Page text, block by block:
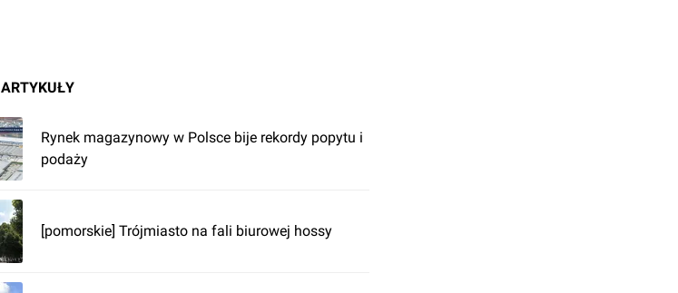
Rynek magazynowy w Polsce bije rekordy popytu i
podaży
[pomorskie] Trójmiasto na fali biurowej hossy